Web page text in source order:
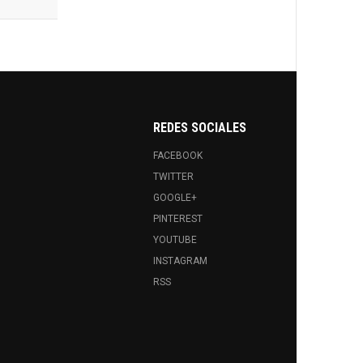
REDES SOCIALES
FACEBOOK
TWITTER
GOOGLE+
PINTEREST
YOUTUBE
INSTAGRAM
RSS